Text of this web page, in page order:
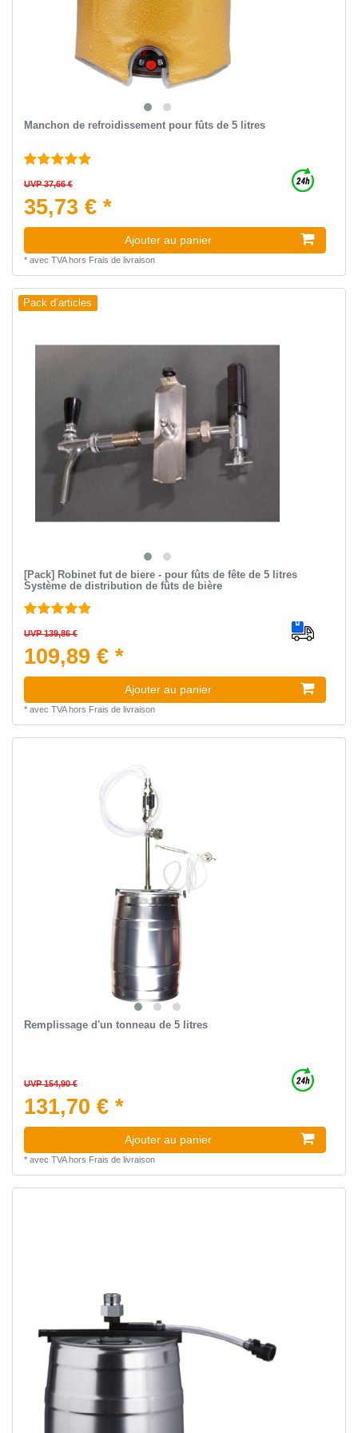
Manchon de refroidissement pour fûts de 5 litres
UVP 37,66 €
35,73 € *
Ajouter au panier
* avec TVAhors Frais de livraison
Pack d’articles
[Pack] Robinet fut de biere - pour fûts de fête de 5 litres
Système de distribution de fûts de bière
UVP 139,86 €
109,89 € *
Ajouter au panier
* avec TVAhors Frais de livraison
Remplissage d'un tonneau de 5 litres
UVP 154,90 €
131,70 € *
Ajouter au panier
* avec TVAhors Frais de livraison